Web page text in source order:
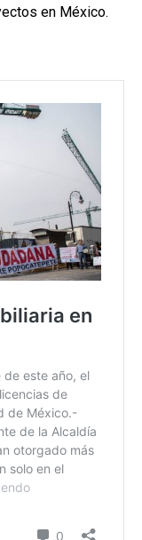
en México.